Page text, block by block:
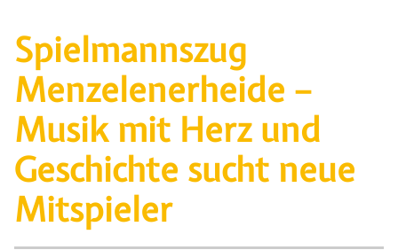
Spielmannszug
Menzelenerheide –
Musik mit Herz und
Geschichte sucht neue
Mitspieler